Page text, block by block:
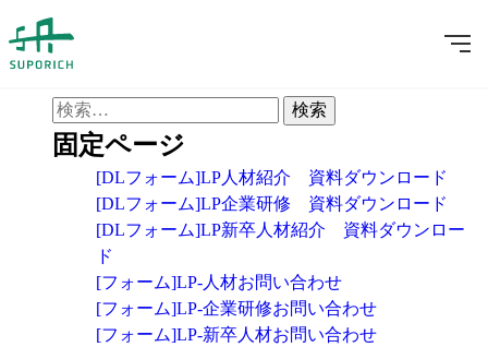
...採用区分:
検
索:
固定ページ
[DLフォーム]LP人材紹介 資料ダウンロード
[DLフォーム]LP企業研修 資料ダウンロード
[DLフォーム]LP新卒人材紹介 資料ダウンロー
ド
[フォーム]LP-人材お問い合わせ
[フォーム]LP-企業研修お問い合わせ
[フォーム]LP-新卒人材お問い合わせ